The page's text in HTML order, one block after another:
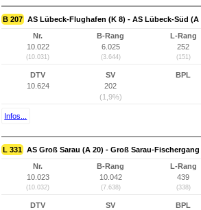
B 207 AS Lübeck-Flughafen (K 8) - AS Lübeck-Süd (A
Nr.
10.022
(10.031)
B-Rang
6.025
(3.644)
L-Rang
252
(151)
DTV
10.624
SV
202
(1,9%)
BPL
Infos...
L 331 AS Groß Sarau (A 20) - Groß Sarau-Fischergang
Nr.
10.023
(10.032)
B-Rang
10.042
(7.638)
L-Rang
439
(338)
DTV
SV
BPL